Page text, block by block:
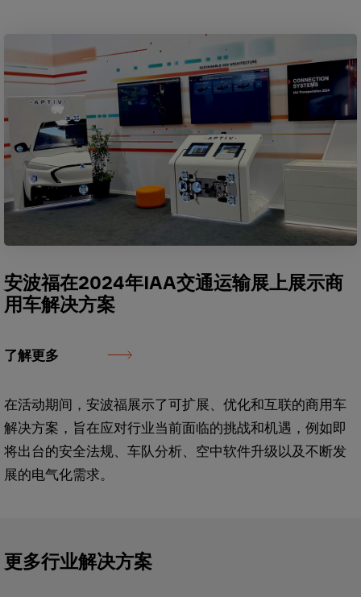
安波福在2024年IAA交通运输展上展示商
用车解决方案
了解更多
在活动期间，安波福展示了可扩展、优化和互联的商用车
解决方案，旨在应对行业当前面临的挑战和机遇，例如即
将出台的安全法规、车队分析、空中软件升级以及不断发
展的电气化需求。
更多行业解决方案